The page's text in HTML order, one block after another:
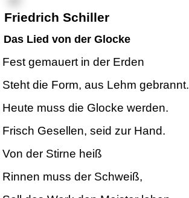
Friedrich Schiller
Das Lied von derGlocke
Fest gemauert in der Erden
Steht die Form, aus Lehm gebrannt.
Heute muss die Glocke werden.
Frisch Gesellen, seid zur Hand.
Von der Stirne heiß
Rinnen muss der Schweiß,